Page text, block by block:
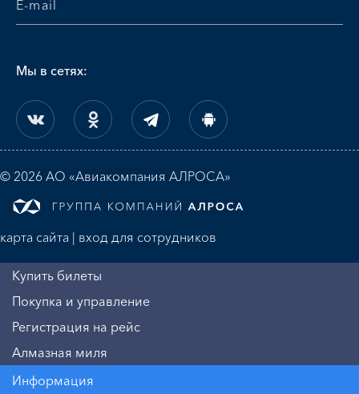
Мы в сетях:
© 2026 АО «Авиакомпания АЛРОСА»
карта сайта | вход для сотрудников
Купить билеты
Покупка и управление
Регистрация на рейс
Алмазная миля
Информация